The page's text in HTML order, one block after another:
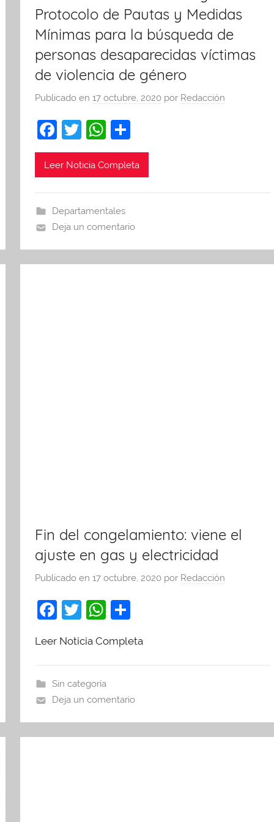
Protocolo de Pautas y Medidas
Mínimas para la búsqueda de
personas desaparecidas víctimas
de violencia de género
Publicado en17 octubre, 2020 por Redacción
F
a
c
b
o
o
k
T
w
itt
W
h
at
A
p
p
o
m
tir
Leer Noticia Completa
Departamentales
Deja un comentario
Fin del congelamiento: viene el
ajuste en gas y electricidad
Publicado en17 octubre, 2020 por Redacción
F
c
b
o
o
T
itt
W
at
A
p
p
m
tir
Leer Noticia Completa
Sin categoría
Deja un comentario